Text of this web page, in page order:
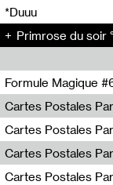
*Duuu
Primrose du soir ° 4 °
Formule Magique
Nathalie
Cartes Postales
Zoé Leroux
Cartes Postales
Aurore Portales
Cartes Postales
Mathias Dupaquier
Cartes Postales
00
00